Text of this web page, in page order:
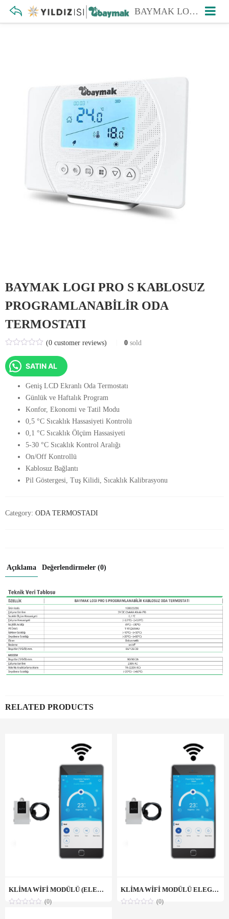
BAYMAK LOGI PRO S KABLOSUZ PROGRAMLANABİLİR ODA TERMOSTATI
BAYMAK LOGI PRO S KABLOSUZ
PROGRAMLANABİLİR ODA
TERMOSTATI
(0customer reviews) 0 sold
SATIN AL
Geniş LCD Ekranlı Oda Termostatı
Günlük ve Haftalık Program
Konfor, Ekonomi ve Tatil Modu
0,5 °C Sıcaklık Hassasiyeti Kontrolü
0,1 °C Sıcaklık Ölçüm Hassasiyeti
5-30 °C Sıcaklık Kontrol Aralığı
On/Off Kontrollü
Kablosuz Bağlantı
Pil Göstergesi, Tuş Kilidi, Sıcaklık Kalibrasyonu
Category: ODA TERMOSTADI
Açıklama Değerlendirmeler (0)
RELATED PRODUCTS
KLİMA WİFİ MODÜLÜ (ELEGANT PLUS UV / PRIME)
(0)
KLİMA WİFİ MODÜLÜ ELEGANT PLUS UV
(0)